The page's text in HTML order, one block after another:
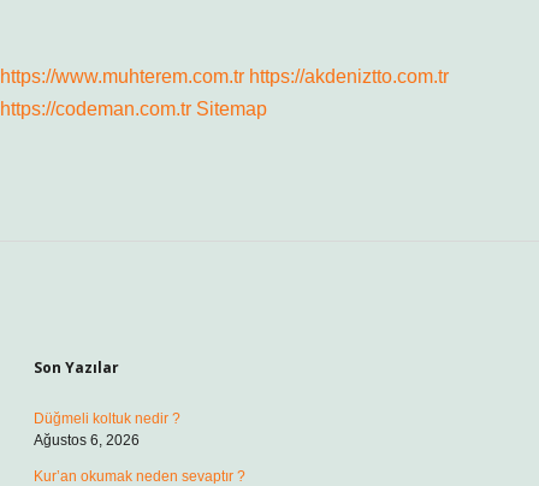
https://www.muhterem.com.tr https://akdeniztto.com.tr
https://codeman.com.tr Sitemap
Son Yazılar
Düğmeli koltuk nedir ?
Ağustos 6, 2026
Kur’an okumak neden sevaptır ?